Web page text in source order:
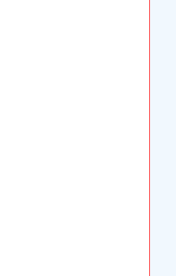
【重庆一手房代理公司招聘|重庆新招聘一手房代
重庆金佳贝企业管理咨询有限公司联系方式_信
重庆墨泽文化播有限公司_工商信息_电话_地址_
重庆长航汽车服务有限公司_【信用信息_诉讼信
重庆初识代理记账有限公司_【电话地址_招聘信
重庆华源水电技术工程有限公司_【信用信息_诉
创业暴利好项目弋莱品牌内衣内裤招各级代理重
武昌区公司注册|代理注册|公司代办_武汉企业注
新11月重庆市商标设计产品生产销售企业黄页
重庆新一批公租房开放申请啦~全申请指南看这
重庆主城15个公租房即将摇号申请,全攻略拿走不
赶快去申请!重庆主城15个公租房小区将摇号配租
重庆人注意！开年三个好消息,三个坏消息,都跟你